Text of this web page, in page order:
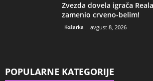
Zvezda dovela igrača
zamenio crveno-belim!
Košarka avgust 8, 2026
POPULARNE KATEGORIJE